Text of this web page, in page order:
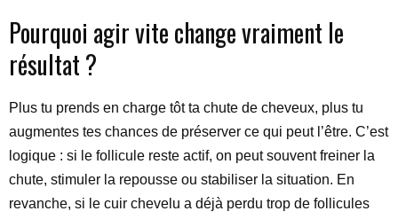
Pourquoi agir vite change vraiment le
résultat ?
Plus tu prends en charge tôt ta chute de cheveux, plus tu
augmentes tes chances de préserver ce qui peut l’être. C’est
logique : si le follicule reste actif, on peut souvent freiner la
chute, stimuler la repousse ou stabiliser la situation. En
revanche, si le cuir chevelu a déjà perdu trop de follicules